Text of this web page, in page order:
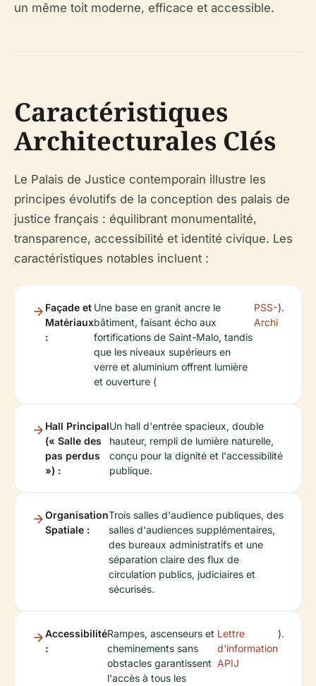
un même toit moderne, efficace et accessible.
Caractéristiques
Architecturales Clés
Le Palais de Justice contemporain illustre les
principes évolutifs de la conception des palais de
justice français : équilibrant monumentalité,
transparence, accessibilité et identité civique. Les
caractéristiques notables incluent :
Façade et
Matériaux
:
Une base en granit ancre le
bâtiment, faisant écho aux
fortifications de Saint-Malo, tandis
que les niveaux supérieurs en
verre et aluminium offrent lumière
et ouverture (
PSS-
Archi
).
Hall Principal
(« Salle des
pas perdus
») :
Un hall d'entrée spacieux, double
hauteur, rempli de lumière naturelle,
conçu pour la dignité et l'accessibilité
publique.
Organisation
Spatiale :
Trois salles d'audience publiques, des
salles d'audiences supplémentaires,
des bureaux administratifs et une
séparation claire des flux de
circulation publics, judiciaires et
sécurisés.
Accessibilité
:
Rampes, ascenseurs et
cheminements sans
obstacles garantissent
l'accès à tous les
Lettre
d'information
APIJ
).